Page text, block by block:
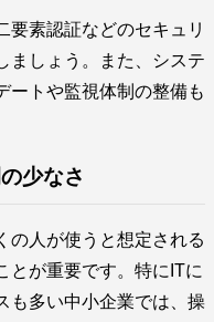
要素認証などのセキュリ
ましょう。また、システ
ートや監視体制の整備も
少なさ
の人が使うと想定される
とが重要です。特にITに
も多い中小企業では、操